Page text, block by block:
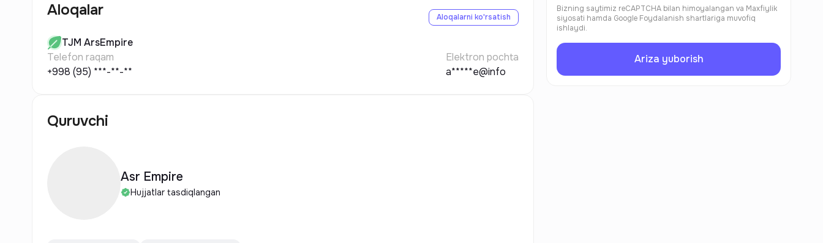
Aloqalar Aloqalarni ko'rsatish
TJM ArsEmpire
Telefon raqam
+998 (95) ***-**-**
Elektron pochta
a*****e@info
Quruvchi
Asr Empire
Hujjatlar tasdiqlangan
Bizning saytimiz reCAPTCHA bilan himoyalangan va Maxfiylik
siyosati hamda Google Foydalanish shartlariga muvofiq
ishlaydi.
Ariza yuborish